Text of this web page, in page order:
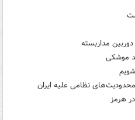
موشکی
محدودیت‌های نظامی علیه ایران
هرمز